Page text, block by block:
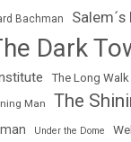
Bachman
Dark
The Long Walk
Man The
Under the Dome